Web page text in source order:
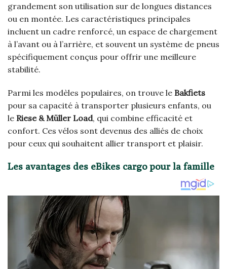
grandement son utilisation sur de longues distances
ou en montée. Les caractéristiques principales
incluent un cadre renforcé, un espace de chargement
à l’avant ou à l’arrière, et souvent un système de pneus
spécifiquement conçus pour offrir une meilleure
stabilité.
Parmi les modèles populaires, on trouve le Bakfiets
pour sa capacité à transporter plusieurs enfants, ou
le Riese & Müller Load, qui combine efficacité et
confort. Ces vélos sont devenus des alliés de choix
pour ceux qui souhaitent allier transport et plaisir.
Les avantages des eBikes cargo pour la famille